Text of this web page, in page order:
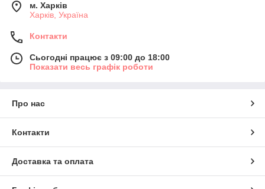
м. Харків
Харків, Україна
Контакти
Сьогодні працює з 09:00 до 18:00
Показати весь графік роботи
Про нас
Контакти
Доставка та оплата